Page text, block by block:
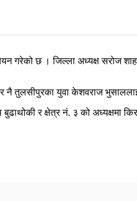
गरेको छ । जिल्ला अध्यक्ष सरोज
नै तुलसीपुरका युवा केशवराज
र क्षेत्र नं. ३ को अध्यक्षमा